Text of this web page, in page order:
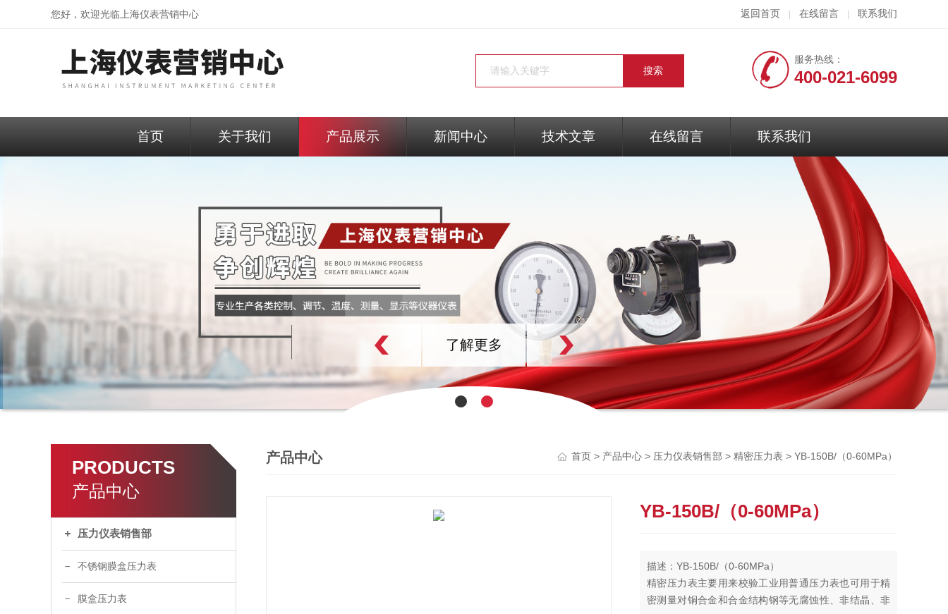
您好，欢迎光临上海仪表营销中心 返回首页 在线留言 联系我们
服务热线：
400-021-6099
首页 关于我们 产品展示 新闻中心 技术文章 在线留言 联系我们
了解更多
PRODUCTS
产品中心
压力仪表销售部
不锈钢膜盒压力表
膜盒压力表
产品中心 首页 > 产品中心 > 压力仪表销售部 > 精密压力表 > YB-150B/（0-60MPa）
YB-150B/（0-60MPa）
描述：YB-150B/（0-60MPa）
精密压力表主要用来校验工业用普通压力表也可用于精
密测量对铜合金和合金结构钢等无腐蚀性、非结晶、非